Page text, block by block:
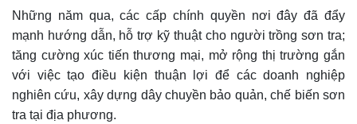
Những năm qua, các cấp chính quyền nơi đây đã đẩy
mạnh hướng dẫn, hỗ trợ kỹ thuật cho người trồng sơn tra;
tăng cường xúc tiến thương mại, mở rộng thị trường gắn
với việc tạo điều kiện thuận lợi để các doanh nghiệp
nghiên cứu, xây dựng dây chuyền bảo quản, chế biến sơn
tra tại địa phương.